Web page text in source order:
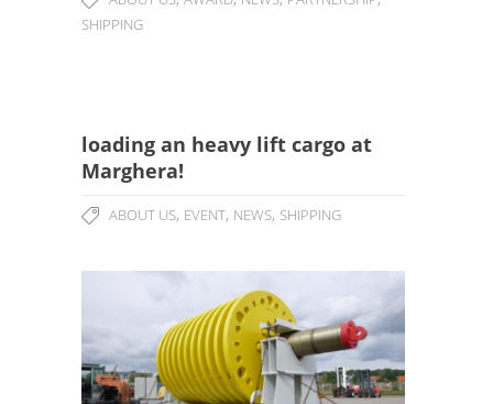
SHIPPING
loading an heavy lift cargo at
Marghera!
ABOUT US, EVENT, NEWS, SHIPPING